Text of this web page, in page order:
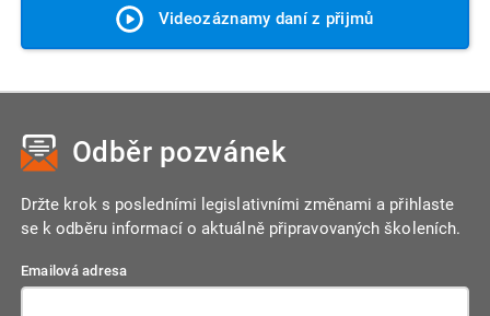
Videozáznamy daní z přijmů
Odběr pozvánek
Držte krok s posledními legislativními změnami a přihlaste
se k odběru informací o aktuálně připravovaných školeních.
Emailová adresa